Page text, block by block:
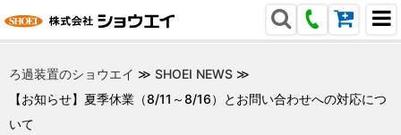
ろ過装置のショウエイ ≫ SHOEI NEWS ≫
【お知らせ】夏季休業（8/11～8/16）とお問い合わせへの対応につ
いて